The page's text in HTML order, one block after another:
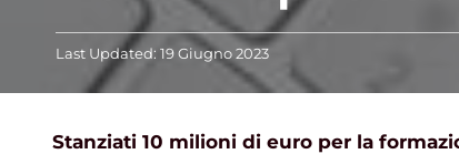
Last Updated: 19 Giugno 2023
Stanziati 10 milioni di euro per la